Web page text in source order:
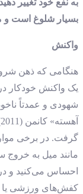
به نفع خود تغییر
بسیار شلوغ است و
واکنش
هنگامی که ذهن
گرفت. در برخی
مانند میل به خروج
احساس می‌کنید و
کفش‌های ورزشی یا